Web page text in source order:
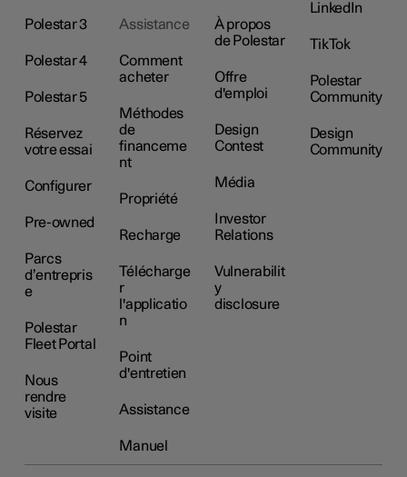
Polestar 3
Polestar 4
Polestar 5
Réservez
votre essai
Configurer
Pre-owned
Parcs
d’entrepris
e
Polestar
Fleet Portal
Nous
rendre
visite
Assistance
Comment
acheter
Méthodes
de
financeme
nt
Propriété
Recharge
Télécharge
r
l'applicatio
n
Point
d'entretien
Assistance
Manuel
À propos
de Polestar
Offre
d'emploi
Design
Contest
Média
Investor
Relations
Vulnerabilit
y
disclosure
LinkedIn
TikTok
Polestar
Community
Design
Community